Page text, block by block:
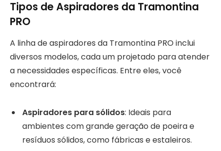
Tipos de Aspiradores da Tramontina
PRO
A linha de aspiradores da Tramontina PRO inclui
diversos modelos, cada um projetado para atender
a necessidades específicas. Entre eles, você
encontrará:
Aspiradores para sólidos: Ideais para
ambientes com grande geração de poeira e
resíduos sólidos, como fábricas e estaleiros.